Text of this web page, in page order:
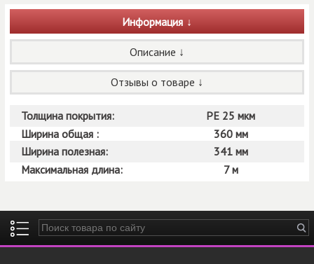
Информация
Описание
Отзывы о товаре
Толщина покрытия:
РЕ 25 мкм
Ширина общая :
360 мм
Ширина полезная:
341 мм
Максимальная длина:
7 м
Введите ключевые слова для поиска